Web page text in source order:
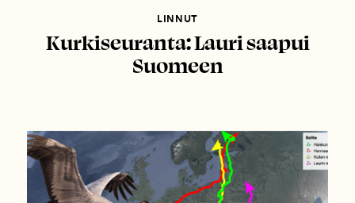
LINNUT
Kurkiseuranta: Lauri saapui
Suomeen